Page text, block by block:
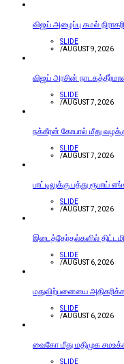
விஜய் அழைப்பு கமல்
SLIDE
/AUGUST 9, 2026
விஜய் அரசின்
SLIDE
/AUGUST 7, 2026
நக்கீரன் கோபால் மீது
SLIDE
/AUGUST 7, 2026
பாட்டிலுக்கு பத்து
SLIDE
/AUGUST 7, 2026
இடைத்தேர்தல்களில்
SLIDE
/AUGUST 6, 2026
மதுவிற்பனையை அதிகரிக்க
SLIDE
/AUGUST 6, 2026
வைகோ மீது மதிமுக
SLIDE